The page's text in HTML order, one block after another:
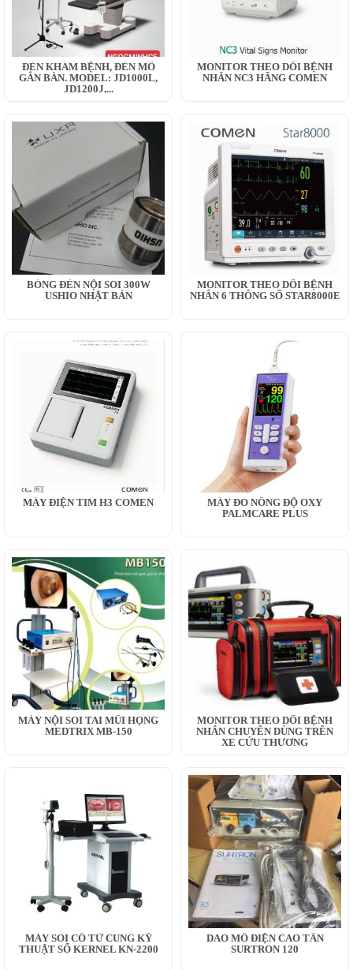
ĐÈN KHÁM BỆNH, ĐÈN MỔ
GẮN BÀN. MODEL: JD1000L,
JD1200J,...
MONITOR THEO DÕI BỆNH
NHÂN NC3 HÃNG COMEN
BÓNG ĐÈN NỘI SOI 300W
USHIO NHẬT BẢN
MONITOR THEO DÕI BỆNH
NHÂN 6 THÔNG SỐ STAR8000E
MÁY ĐIỆN TIM H3 COMEN
MÁY ĐO NỒNG ĐỘ OXY
PALMCARE PLUS
MÁY NỘI SOI TAI MŨI HỌNG
MEDTRIX MB-150
MONITOR THEO DÕI BỆNH
NHÂN CHUYÊN DÙNG TRÊN
XE CỨU THƯƠNG
MÁY SOI CỔ TỬ CUNG KỸ
THUẬT SỐ KERNEL KN-2200
DAO MỔ ĐIỆN CAO TẦN
SURTRON 120